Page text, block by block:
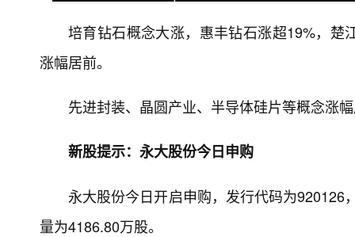
培育钻石概念大涨，惠丰钻石涨超19%，
涨幅居前。
先进封装、晶圆产业、半导体硅片等概念涨
新股提示：永大股份今日申购
永大股份今日开启申购，发行代码为
量为4186.80万股。